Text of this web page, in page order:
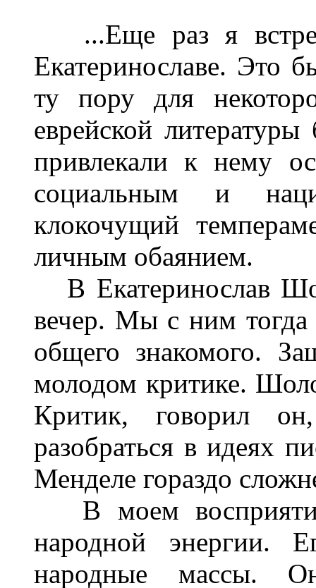
...Еще раз я
Екатеринославе. Это
ту пору для
еврейской
привлекали к нему
социальным и
клокочущий
личным обаянием.
В Екатеринослав
вечер. Мы с ним тогда
общего знакомого.
молодом критике.
Критик, говорил
разобраться в идеях
Менделе гораздо
В моем
народной энергии.
народные массы.